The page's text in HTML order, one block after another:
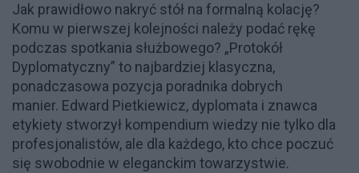
Jak prawidłowo nakryć stół na formalną kolację?
Komu w pierwszej kolejności należy podać rękę
podczas spotkania służbowego? „Protokół
Dyplomatyczny” to najbardziej klasyczna,
ponadczasowa pozycja poradnika dobrych
manier. Edward Pietkiewicz, dyplomata i znawca
etykiety stworzył kompendium wiedzy nie tylko dla
profesjonalistów, ale dla każdego, kto chce poczuć
się swobodnie w eleganckim towarzystwie.